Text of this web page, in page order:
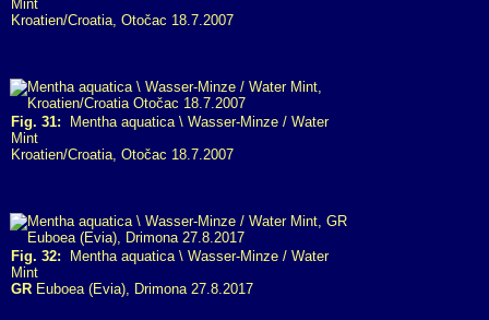
Mint
Kroatien/Croatia, Otočac 18.7.2007
Fig. 31: Mentha aquatica \ Wasser-Minze / Water
Mint
Kroatien/Croatia, Otočac 18.7.2007
Fig. 32: Mentha aquatica \ Wasser-Minze / Water
Mint
GR Euboea (Evia), Drimona 27.8.2017